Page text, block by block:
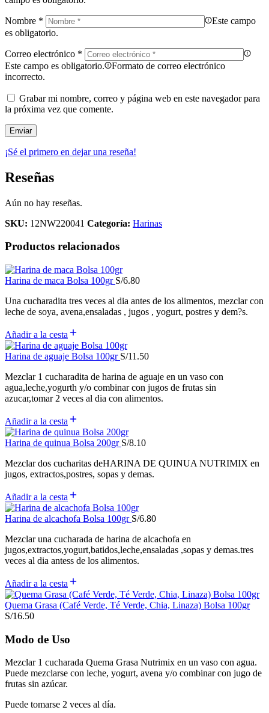
Nombre *
Este campo
es obligatorio.
Correo electrónico *
Este campo es obligatorio.
Formato de correo electrónico
incorrecto.
Grabar mi nombre, correo y página web en este navegador para
la próxima vez que comente.
¡Sé el primero en dejar una reseña!
Reseñas
Aún no hay reseñas.
SKU: 12NW220041 Categoría: Harinas
Productos relacionados
Harina de maca Bolsa 100gr S/6.80
Una cucharadita tres veces al dia antes de los alimentos, mezclar con
leche de soya, avena,ensaladas , jugos , yogurt, postres y dem?s.
Añadir a la cesta
Harina de aguaje Bolsa 100gr S/11.50
Mezclar 1 cucharadita de harina de aguaje en un vaso con
agua,leche,yogurth y/o combinar con jugos de frutas sin
azucar,tomar 2 veces al dia con alimentos.
Añadir a la cesta
Harina de quinua Bolsa 200gr S/8.10
Mezclar dos cucharitas deHARINA DE QUINUA NUTRIMIX en
jugos, extractos,postres, sopas y demas.
Añadir a la cesta
Harina de alcachofa Bolsa 100gr S/6.80
Mezclar una cucharada de harina de alcachofa en
jugos,extractos,yogurt,batidos,leche,ensaladas ,sopas y demas.tres
veces al dia antess de los alimentos.
Añadir a la cesta
Quema Grasa (Café Verde, Té Verde, Chia, Linaza) Bolsa 100gr
S/16.50
Modo de Uso
Mezclar 1 cucharada Quema Grasa Nutrimix en un vaso con agua.
Puede mezclarse con leche, yogurt, avena y/o combinar con jugo de
frutas sin azúcar.
Puede tomarse 2 veces al día.